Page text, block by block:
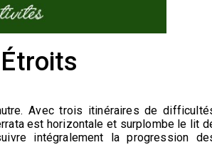
Avec trois itinéraires de
est horizontale et surplombe le lit
intégralement la progression